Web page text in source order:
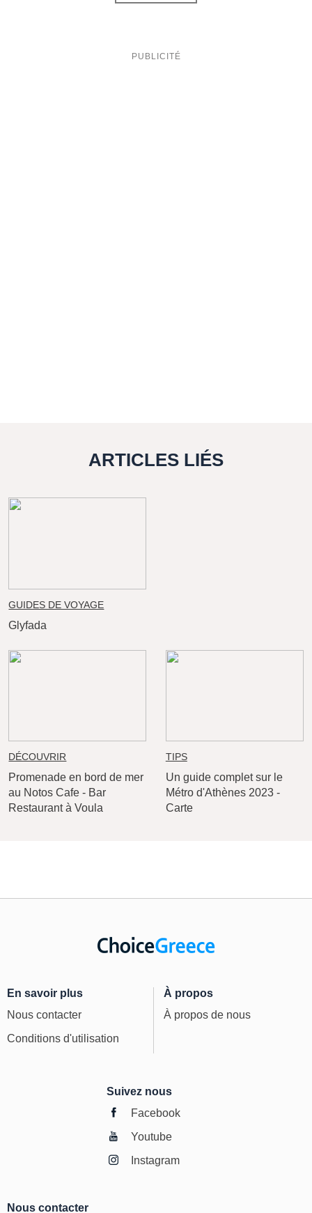
ARTICLES LIÉS
GUIDES DE VOYAGE
Glyfada
DÉCOUVRIR
Promenade en bord de mer
au Notos Cafe - Bar
Restaurant à Voula
TIPS
Un guide complet sur le
Métro d'Athènes 2023 -
Carte
En savoir plus
Nous contacter
Conditions d'utilisation
À propos
À propos de nous
Suivez nous
Facebook
Youtube
Instagram
Nous contacter